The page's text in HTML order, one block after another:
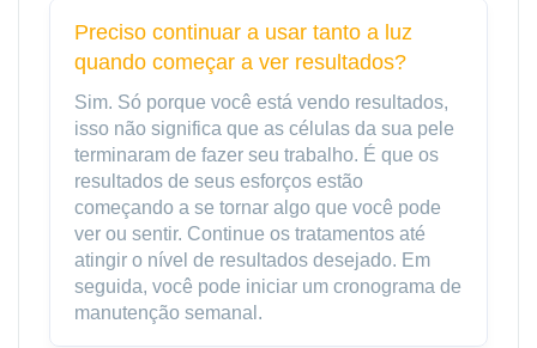
Preciso continuar a usar tanto a luz
quando começar a ver resultados?
Sim. Só porque você está vendo resultados,
isso não significa que as células da sua pele
terminaram de fazer seu trabalho. É que os
resultados de seus esforços estão
começando a se tornar algo que você pode
ver ou sentir. Continue os tratamentos até
atingir o nível de resultados desejado. Em
seguida, você pode iniciar um cronograma de
manutenção semanal.